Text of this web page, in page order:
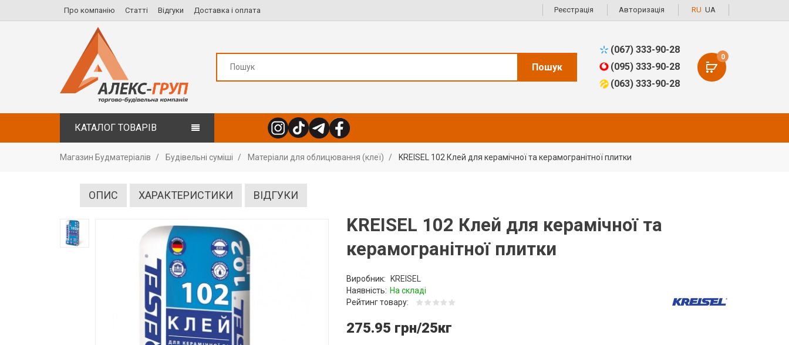
Про компанію Статті Відгуки Доставка і оплата Реєстрація Авторизація RU UA
Пошук
(067) 333-90-28
(095) 333-90-28
(063) 333-90-28
0
КАТАЛОГ ТОВАРІВ
Магазин Будматеріалів Будівельні суміші Матеріали для облицювання (клеї) KREISEL 102 Клей для керамічної та керамогранітної плитки
ОПИС ХАРАКТЕРИСТИКИ ВІДГУКИ
KREISEL 102 Клей для керамічної та
керамогранітної плитки
Виробник:
KREISEL
Наявність: На складі
Рейтинг товару:
275.95 грн/25кг